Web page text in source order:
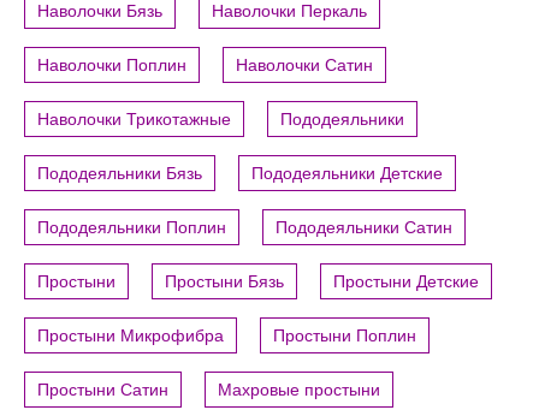
Наволочки Бязь Наволочки Перкаль
Наволочки Поплин Наволочки Сатин
Наволочки Трикотажные Пододеяльники
Пододеяльники Бязь Пододеяльники Детские
Пододеяльники Поплин Пододеяльники Сатин
Простыни Простыни Бязь Простыни Детские
Простыни Микрофибра Простыни Поплин
Простыни Сатин Махровые простыни